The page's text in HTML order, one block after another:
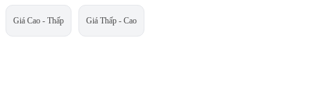
Giá Cao - Thấp Giá Thấp - Cao